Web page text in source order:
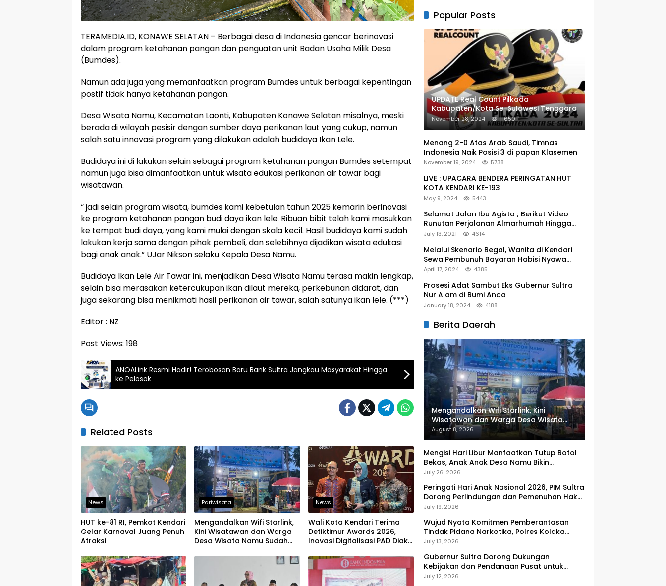
TERAMEDIA.ID, KONAWE SELATAN – Berbagai desa di Indonesia gencar berinovasi
dalam program ketahanan pangan dan penguatan unit Badan Usaha Milik Desa
(Bumdes).
Namun ada juga yang memanfaatkan program Bumdes untuk berbagai kepentingan
postif tidak hanya ketahanan pangan.
Desa Wisata Namu, Kecamatan Laonti, Kabupaten Konawe Selatan misalnya, meski
berada di wilayah pesisir dengan sumber daya perikanan laut yang cukup, namun
salah satu innovasi program yang dilakukan adalah budidaya Ikan Lele.
Budidaya ini di lakukan selain sebagai program ketahanan pangan Bumdes setempat
namun juga bisa dimanfaatkan untuk wisata edukasi perikanan air tawar bagi
wisatawan.
“ jadi selain program wisata, bumdes kami kebetulan tahun 2025 kemarin berinovasi
ke program ketahanan pangan budi daya ikan lele. Ribuan bibit telah kami masukkan
ke tempat budi daya, yang kami mulai dengan skala kecil. Hasil budidaya kami sudah
lakukan kerja sama dengan pihak pembeli, dan selebihnya dijadikan wisata edukasi
bagi anak anak.” UJar Nikson selaku Kepala Desa Namu.
Budidaya Ikan Lele Air Tawar ini, menjadikan Desa Wisata Namu terasa makin lengkap,
selain bisa merasakan ketercukupan ikan dilaut mereka, perkebunan didarat, dan
juga sekarang bisa menikmati hasil perikanan air tawar, salah satunya ikan lele. (***)
Editor : NZ
Post Views: 198
ANOALink Resmi Hadir! Terobosan Baru Bank Sultra Jangkau Masyarakat Hingga
ke Pelosok
Related Posts
News
HUT ke-81 RI, Pemkot Kendari
Gelar Karnaval Juang Penuh
Atraksi
Pariwisata
Mengandalkan Wifi Starlink,
Kini Wisatawan dan Warga
Desa Wisata Namu Sudah
Digital
News
Wali Kota Kendari Terima
Detiktimur Awards 2026,
Inovasi Digitalisasi PAD Diakui
Popular Posts
UPDATE Real Count Pilkada
Kabupaten/Kota Se-Sulawesi Tenggara
November 28, 2024 11650
Menang 2-0 Atas Arab Saudi, Timnas
Indonesia Naik Posisi 3 di papan Klasemen
November 19, 2024 5738
LIVE : UPACARA BENDERA PERINGATAN HUT
KOTA KENDARI KE-193
May 9, 2024 5443
Selamat Jalan Ibu Agista ; Berikut Video
Runutan Perjalanan Almarhumah Hingga
Menuju Peristirahatan Terakhir
July 13, 2021 4614
Melalui Skenario Begal, Wanita di Kendari
Sewa Pembunuh Bayaran Habisi Nyawa
Mertuanya
April 17, 2024 4385
Prosesi Adat Sambut Eks Gubernur Sultra
Nur Alam di Bumi Anoa
January 18, 2024 4188
Berita Daerah
Mengandalkan Wifi Starlink, Kini
Wisatawan dan Warga Desa Wisata
Namu Sudah Bisa Mengakses Transaksi
Digital
August 8, 2026
Mengisi Hari Libur Manfaatkan Tutup Botol
Bekas, Anak Anak Desa Namu Bikin
Gantungan Kunci Bernilai Ekonomi
July 26, 2026
Peringati Hari Anak Nasional 2026, PIM Sultra
Dorong Perlindungan dan Pemenuhan Hak
Anak Pesisir
July 19, 2026
Wujud Nyata Komitmen Pemberantasan
Tindak Pidana Narkotika, Polres Kolaka
Gagalkan Peredaran 3 Kg Sabu-Sabu
July 13, 2026
Gubernur Sultra Dorong Dukungan
Kebijakan dan Pendanaan Pusat untuk
Pengembangan Kawasan Liangkobhori
July 12, 2026